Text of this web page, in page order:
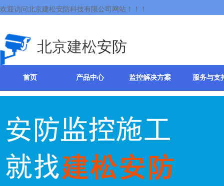
北京建松安防
欢迎访问北京建松安防科技有限公司网站！！！
首页 产品中心 监控解决方案 服务与支